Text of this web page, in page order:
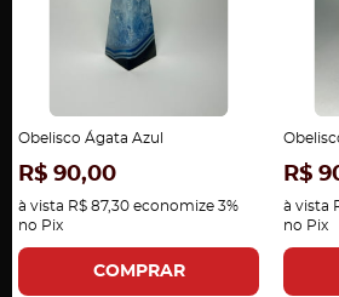
Obelisco Ágata Azul
R$ 90,00
à vista R$ 87,30 economize 3%
no Pix
COMPRAR
R$
à vista
no Pix